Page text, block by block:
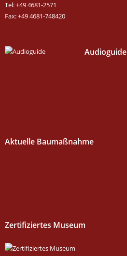
Tel: +49 4681-2571
Fax: +49 4681-748420
Audioguide
Aktuelle Baumaßnahme
Zertifiziertes Museum